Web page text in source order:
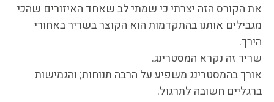
את הקורס הזה יצרתי כי שמתי לב שאחד האיזורים שהכי
מגבילים אותנו בהתקדמות הוא הקוצר בשריר באחורי
הירך.
שריר זה נקרא המסטרינג.
אורך בהמסטרינג משפיע על הרבה תנוחות; והגמישות
ברגליים חשובה לתרגול.